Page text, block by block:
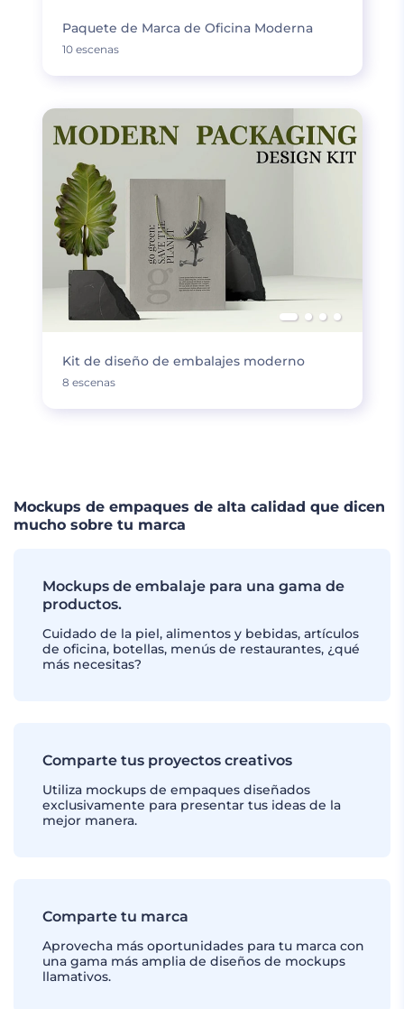
Paquete de Marca de Oficina Moderna
10 escenas
Kit de diseño de embalajes moderno
8 escenas
Mockups de empaques de alta calidad que dicen
mucho sobre tu marca
Mockups de embalaje para una gama de
productos.
Cuidado de la piel, alimentos y bebidas, artículos
de oficina, botellas, menús de restaurantes, ¿qué
más necesitas?
Comparte tus proyectos creativos
Utiliza mockups de empaques diseñados
exclusivamente para presentar tus ideas de la
mejor manera.
Comparte tu marca
Aprovecha más oportunidades para tu marca con
una gama más amplia de diseños de mockups
llamativos.